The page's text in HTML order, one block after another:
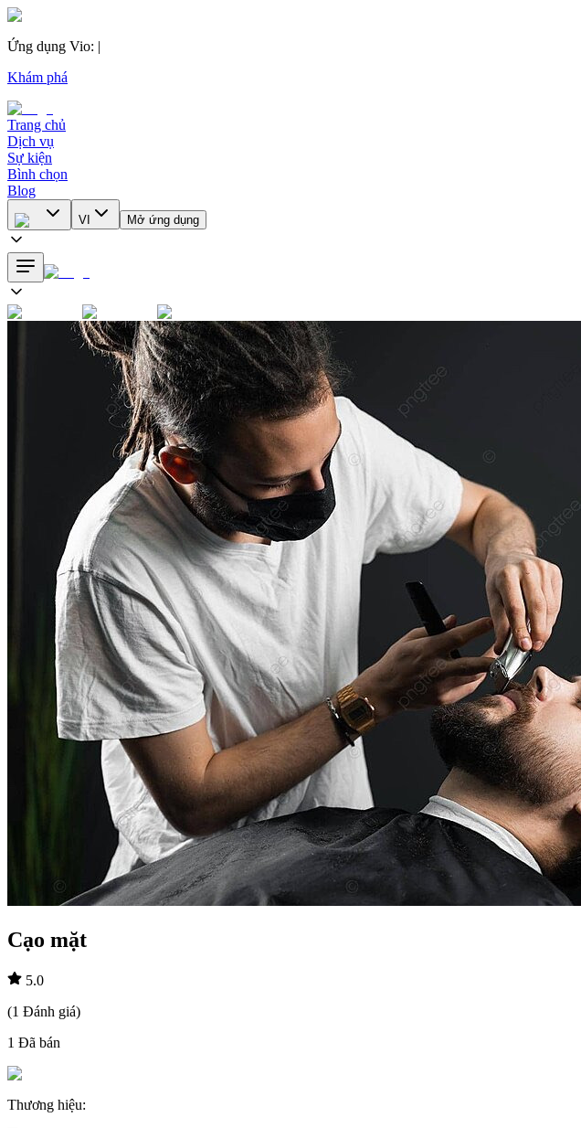
Ứng dụng Vio: |
Khám phá
Trang chủ
Dịch vụ
Sự kiện
Bình chọn
Blog
VI Mở ứng dụng
Cạo mặt
5.0
(1 Đánh giá)
1 Đã bán
Thương hiệu: